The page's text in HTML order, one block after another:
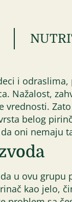
i
Nažalost,
vrednosti.
belog
oni nemaju
u ovu
kao jelo,